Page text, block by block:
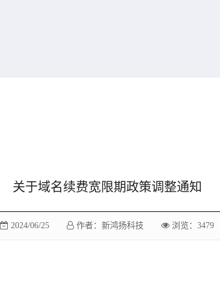
关于域名续费宽限期政策调整通知
2024/06/25 作者：新鸿扬科技 浏览：3479